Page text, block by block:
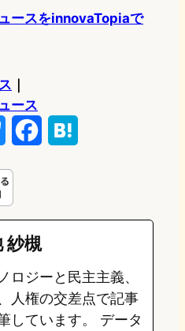
ースをinnovaTopiaで
ース
u
e
s
k
y
e
b
o
e
a
紗槻
ロジーと民主主義、
人権の交差点で記事
しています。 データ